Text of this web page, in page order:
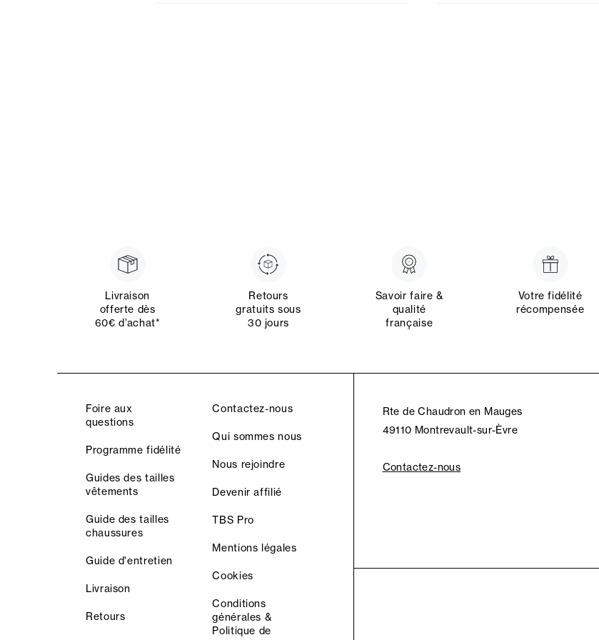
Livraison
offerte dès
60€ d’achat*
Retours
gratuits sous
30 jours
Savoir faire &
qualité
française
Votre fidélité
récompensée
Foire aux
questions
Programme fidélité
Guides des tailles
vêtements
Guide des tailles
chaussures
Guide d'entretien
Livraison
Retours
Contactez-nous
Qui sommes nous
Nous rejoindre
Devenir affilié
TBS Pro
Mentions légales
Cookies
Conditions
générales &
Politique de
Rte de Chaudron en Mauges
49110 Montrevault-sur-Èvre
Contactez-nous